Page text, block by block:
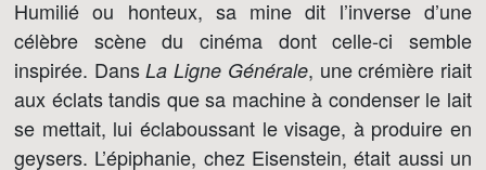
Humilié ou honteux, sa mine dit l’inverse d’une
célèbre scène du cinéma dont celle-ci semble
inspirée. DansLa Ligne Générale, une crémière riait
aux éclats tandis que sa machine à condenser le lait
se mettait, lui éclaboussant le visage, à produire en
geysers. L’épiphanie, chez Eisenstein, était aussi un